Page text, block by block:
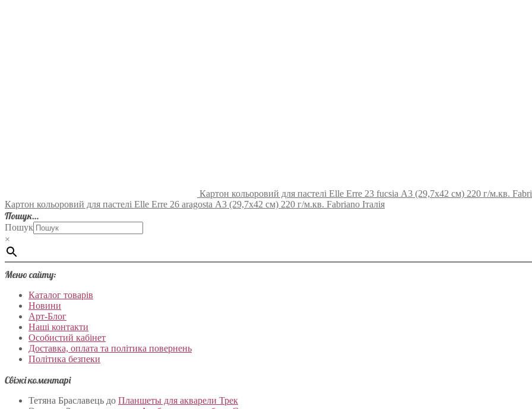
Картон кольоровий для пастелі Elle Erre 23 fucsia А3 (29,7х42 см) 220 г/м.кв.
Картон кольоровий для пастелі Elle Erre 26 aragosta А3 (29,7х42 см) 220 г/м.кв. Fabriano Італія
Пошук…
Пошук
×
Меню сайту:
Каталог товарів
Новини
Арт-Блог
Наші контакти
Особистий кабінет
Доставка, оплата та політика повернень
Політика безпеки
Свіжі коментарі
Тетяна Браславець до Планшеты для акварели Трек